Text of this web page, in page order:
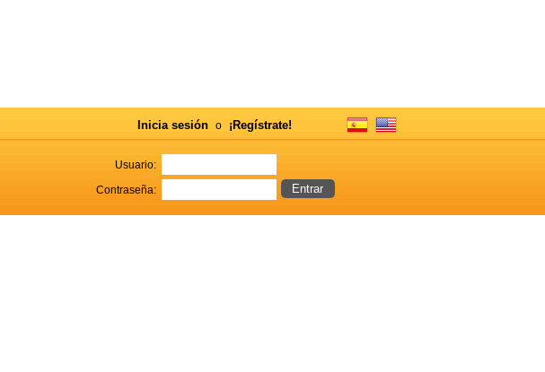
Inicia sesión o ¡Regístrate!
Usuario:
Contraseña: